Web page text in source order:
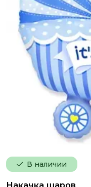
В наличии
Накачка шаров